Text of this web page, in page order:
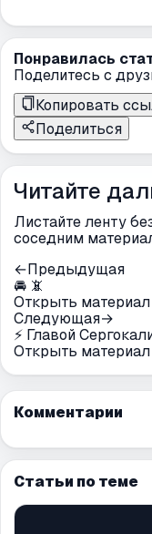
Понравилась
Поделитесь с
Копировать
Поделиться
Читайте
Листайте ленту
соседним
←Предыдущая
🚘 📵
Открыть материал
Следующая→
⚡️ Главой
Открыть материал
Комментарии
Статьи по теме